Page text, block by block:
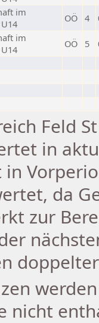
im
OÖ 4
im
OÖ 5
Feld
in
da
zur
nicht